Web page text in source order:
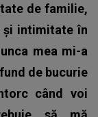
de familie,
şi intimitate în
mea mi-a
de bucurie
când voi